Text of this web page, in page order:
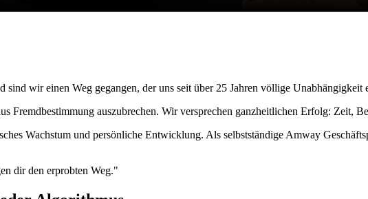
wir einen Weg gegangen, der uns seit über 25 Jahren völlige Unabhängigkeit
Fremdbestimmung auszubrechen. Wir versprechen ganzheitlichen Erfolg: Zeit,
Wachstum und persönliche Entwicklung. Als selbstständige Amway
dir den erprobten Weg."